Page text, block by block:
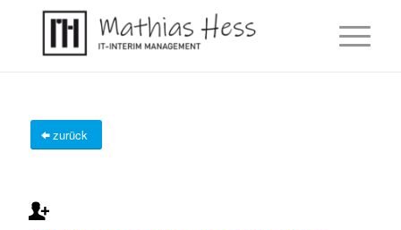
zurück